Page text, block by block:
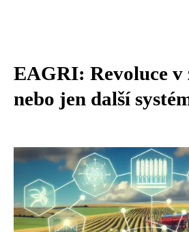
EAGRI: Revoluce v
nebo jen další